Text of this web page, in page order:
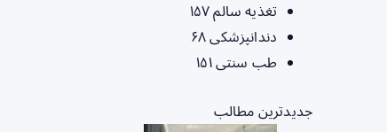
تغذیه سالم۱۵۷
دندانپزشکی۶۸
طب سنتی۱۵۱
جدیدترین مطالب